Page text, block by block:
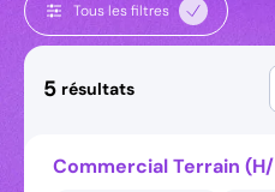
Tous les filtres
5 résultats
Commercial Terrain